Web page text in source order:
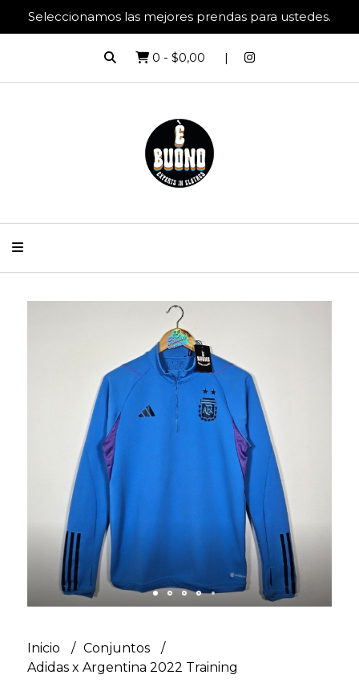
Seleccionamos las mejores prendas para ustedes.
0 - $0,00
Inicio
Conjuntos
Adidas x Argentina 2022 Training